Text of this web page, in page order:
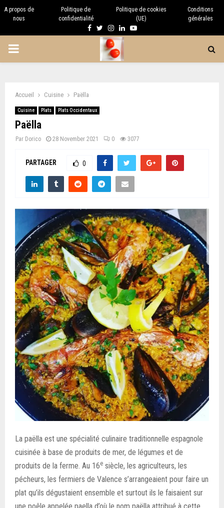
A propos de
nous
Politique de
confidentialité
Politique de cookies
(UE)
Conditions
générales
Facebook
TwitterInstagram
LinkedinYoutube
PRIMARY
Accueil Cuisine Paëlla
Cuisine Plats Plats Occidentaux
Paëlla
Par Dorico 28 November 2021 0 3077
PARTAGER 0
La paëlla est une spécialité culinaire traditionnelle espagnole
cuisinée à base de produits de mer, de légumes et de
produits de la ferme. Au 16e siècle, les agriculteurs, les
pécheurs, les fermiers de Valence s’arrangeaient pour faire un
plat qu’ils dégustaient ensemble et surtout ils le faisaient sur